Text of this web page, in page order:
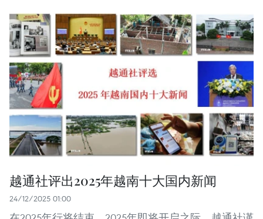
越通社评出2025年越南十大国内新闻
24/12/2025 01:00